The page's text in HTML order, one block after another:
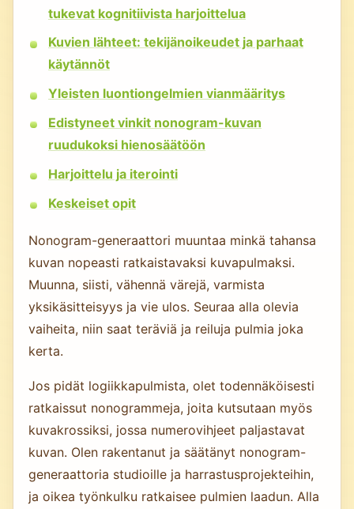
tukevat kognitiivista harjoittelua
Kuvien lähteet: tekijänoikeudet ja parhaat
käytännöt
Yleisten luontiongelmien vianmääritys
Edistyneet vinkit nonogram-kuvan
ruudukoksi hienosäätöön
Harjoittelu ja iterointi
Keskeiset opit
Nonogram-generaattori muuntaa minkä tahansa
kuvan nopeasti ratkaistavaksi kuvapulmaksi.
Muunna, siisti, vähennä värejä, varmista
yksikäsitteisyys ja vie ulos. Seuraa alla olevia
vaiheita, niin saat teräviä ja reiluja pulmia joka
kerta.
Jos pidät logiikkapulmista, olet todennäköisesti
ratkaissut nonogrammeja, joita kutsutaan myös
kuvakrossiksi, jossa numerovihjeet paljastavat
kuvan. Olen rakentanut ja säätänyt nonogram-
generaattoria studioille ja harrastusprojekteihin,
ja oikea työnkulku ratkaisee pulmien laadun. Alla